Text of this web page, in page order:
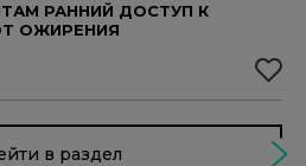
РАННИЙ ДОСТУП К
ОЖИРЕНИЯ
в раздел